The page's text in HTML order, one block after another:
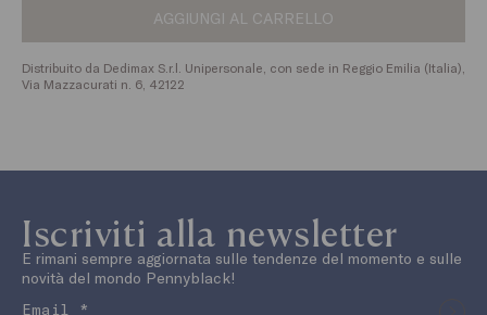
AGGIUNGI AL CARRELLO
Distribuito da Dedimax S.r.l. Unipersonale, con sede in Reggio Emilia (Italia),
Via Mazzacurati n. 6, 42122
Iscriviti alla newsletter
E rimani sempre aggiornata sulle tendenze del momento e sulle
novità del mondo Pennyblack!